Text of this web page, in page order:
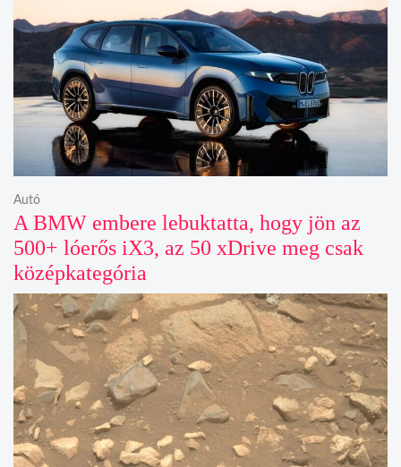
A BMW embere lebuktatta, hogy jön az
500+ lóerős iX3, az 50 xDrive meg csak
középkategória
Autó